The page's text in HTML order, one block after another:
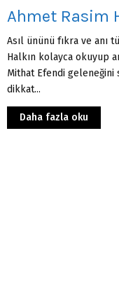
Ahmet Rasim
Asıl ününü fıkra ve anı
Halkın kolayca okuyup
Mithat Efendi geleneğini
dikkat...
Daha fazla oku